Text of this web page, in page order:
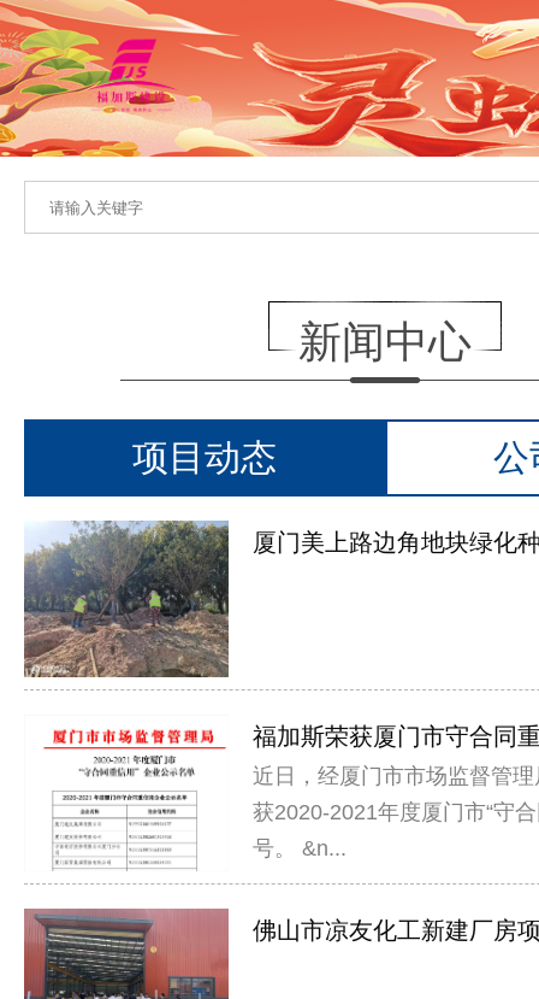
新闻中心
项目动态 公
厦门美上路边角地块绿化
福加斯荣获厦门市守合同
近日，经厦门市市场监督管
获2020-2021年度厦门市“守
号。 &n...
佛山市凉友化工新建厂房